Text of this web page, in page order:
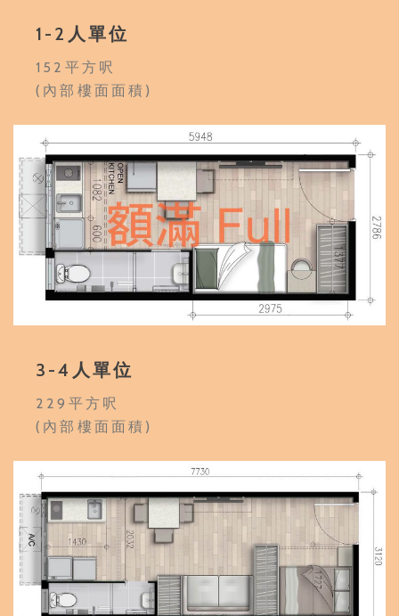
1-2人單位
152平方呎
(內部樓面面積)
3-4人單位
229平方呎
(內部樓面面積)